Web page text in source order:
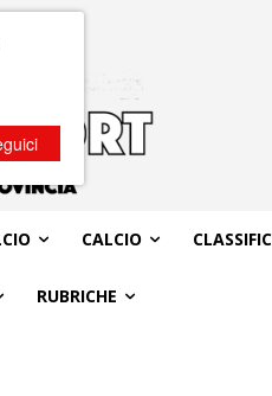
CALCIO
RUBRICHE